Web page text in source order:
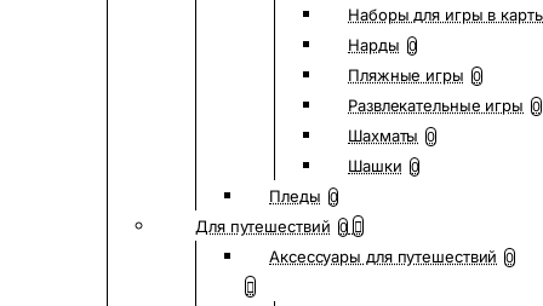
Наборы для игры в
Нарды 0
Пляжные игры 0
Развлекательные игры 0
Шахматы 0
Шашки 0
Пледы 0
Для путешествий 0
Аксессуары для путешествий 0